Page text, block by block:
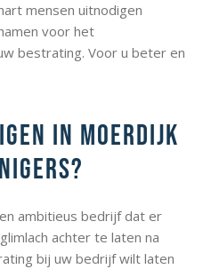
mensen uitnodigen
voor het
bestrating. Voor u beter en
in Moerdijk
ambitieus bedrijf dat er
achter te laten na
bij uw bedrijf wilt laten